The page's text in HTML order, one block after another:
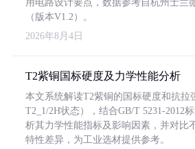
用电路设计要点，数据参考自杭州士兰
（版本V1.2）。
2026年8月4日
T2紫铜国标硬度及力学性能分析
本文系统解读T2紫铜的国标硬度和抗拉
T2_1/2H状态），结合GB/T 5231-2012
析其力学性能指标及影响因素，并对比
特性差异，为工业选材提供参考。